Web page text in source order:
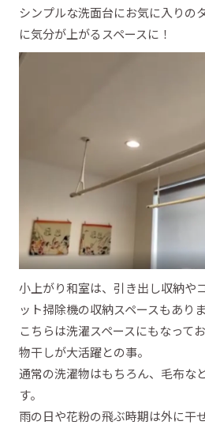
シンプルな洗面台にお気に入りの
に気分が上がるスペースに！
小上がり和室は、引き出し収納や
ット掃除機の収納スペースもありま
こちらは洗濯スペースにもなって
物干しが大活躍との事。
通常の洗濯物はもちろん、毛布な
す。
雨の日や花粉の飛ぶ時期は外に干